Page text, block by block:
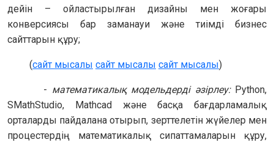
дейін – ойластырылған дизайны мен жоғары
конверсиясы бар заманауи және тиімді бизнес
сайттарын құру;
(сайт мысалы сайт мысалы сайт мысалы)
- математикалық модельдерді әзірлеу: Python,
SMathStudio, Mathcad және басқа бағдарламалық
орталарды пайдалана отырып, зерттелетін жүйелер мен
процестердің математикалық сипаттамаларын құру,